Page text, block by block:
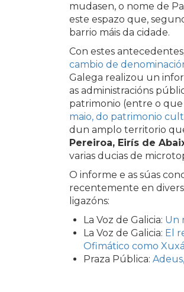
mudasen, o nome de
este espazo que,
barrio máis da cidade.
Con estes
cambio de
Galega realizou un
as administracións
patrimonio (entre o
maio, do patrimonio
dun amplo territorio
Pereiroa, Eirís de
varias ducias de
O informe e as súas
recentemente en
ligazóns:
La Voz de Galicia: Un
La Voz de Galicia: El
Ofimático como
Praza Pública: